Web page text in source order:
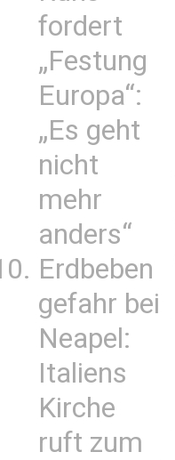
fordert
„Festung
Europa“:
„Es geht
nicht
mehr
anders“
Erdbeben
gefahr bei
Neapel:
Italiens
Kirche
ruft zum